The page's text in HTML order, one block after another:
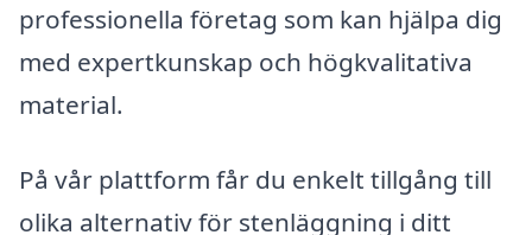
professionella företag som kan hjälpa dig
med expertkunskap och högkvalitativa
material.
På vår plattform får du enkelt tillgång till
olika alternativ för stenläggning i ditt